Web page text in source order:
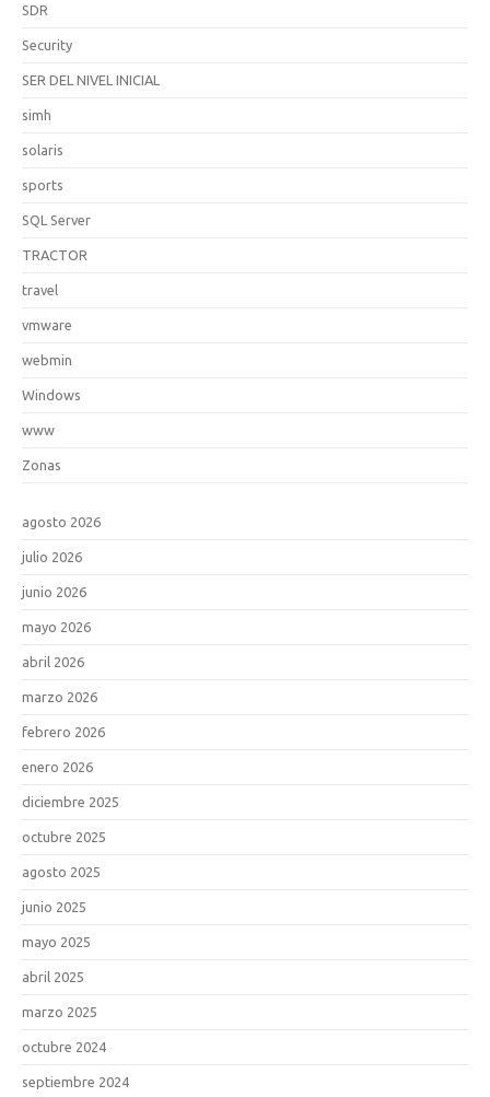
SDR
Security
SER DEL NIVEL INICIAL
simh
solaris
sports
SQL Server
TRACTOR
travel
vmware
webmin
Windows
www
Zonas
agosto 2026
julio 2026
junio 2026
mayo 2026
abril 2026
marzo 2026
febrero 2026
enero 2026
diciembre 2025
octubre 2025
agosto 2025
junio 2025
mayo 2025
abril 2025
marzo 2025
octubre 2024
septiembre 2024